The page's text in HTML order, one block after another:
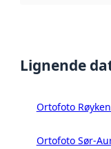
Lignende
Ortofoto
Ortofoto Sør-